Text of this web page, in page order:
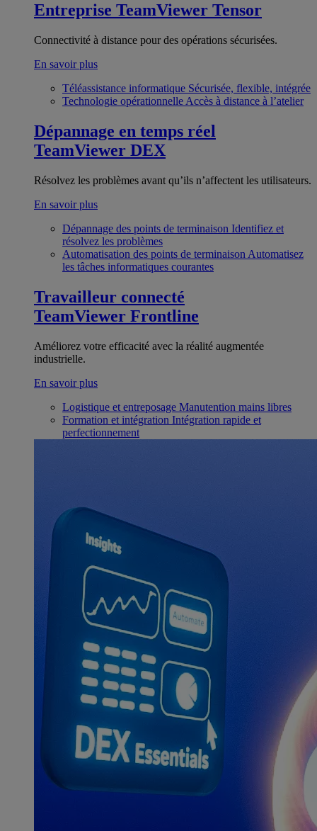
Entreprise TeamViewer Tensor
Connectivité à distance pour des opérations sécurisées.
En savoir plus
Téléassistance informatique Sécurisée, flexible, intégrée
Technologie opérationnelle Accès à distance à l’atelier
Dépannage en temps réel
TeamViewer DEX
Résolvez les problèmes avant qu’ils n’affectent les utilisateurs.
En savoir plus
Dépannage des points de terminaison Identifiez et
résolvez les problèmes
Automatisation des points de terminaison Automatisez
les tâches informatiques courantes
Travailleur connecté
TeamViewer Frontline
Améliorez votre efficacité avec la réalité augmentée
industrielle.
En savoir plus
Logistique et entreposage Manutention mains libres
Formation et intégration Intégration rapide et
perfectionnement